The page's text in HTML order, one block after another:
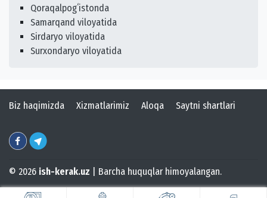
Qoraqalpogʻistonda
Samarqand viloyatida
Sirdaryo viloyatida
Surxondaryo viloyatida
Biz haqimizda Xizmatlarimiz Aloqa Saytni shartlari
© 2026 ish-kerak.uz | Barcha huquqlar himoyalangan.